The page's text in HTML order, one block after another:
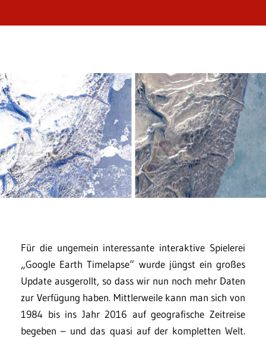
Für die ungemein interessante interaktive Spielerei
„Google Earth Timelapse“ wurde jüngst ein großes
Update ausgerollt, so dass wir nun noch mehr Daten
zur Verfügung haben. Mittlerweile kann man sich von
1984 bis ins Jahr 2016 auf geografische Zeitreise
begeben – und das quasi auf der kompletten Welt.